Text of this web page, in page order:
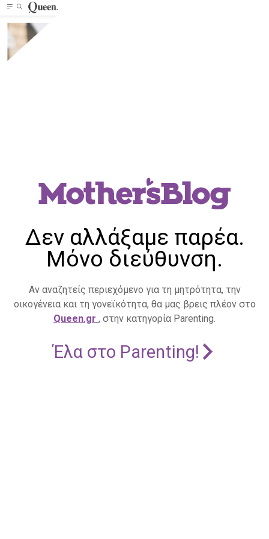
Δεν αλλάξαμε παρέα.
Μόνο διεύθυνση.
Αν αναζητείς περιεχόμενο για τη μητρότητα, την
οικογένεια και τη γονεϊκότητα, θα μας βρεις πλέον στο
Queen.gr , στην κατηγορία Parenting.
Έλα στο Parenting!